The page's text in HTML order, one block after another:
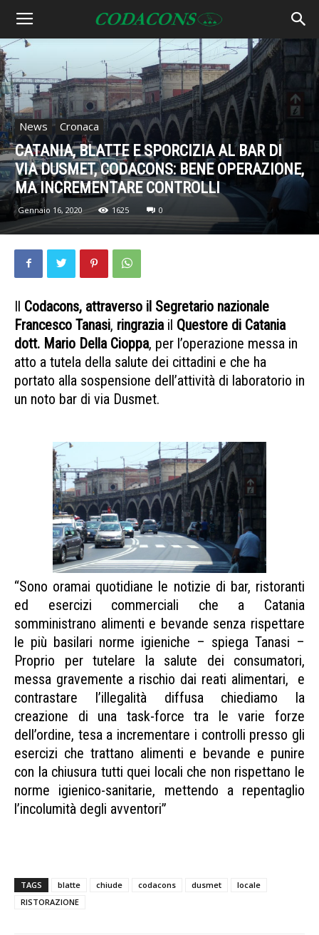
News Cronaca
CATANIA, BLATTE E SPORCIZIA AL BAR DI
VIA DUSMET, CODACONS: BENE OPERAZIONE,
MA INCREMENTARE CONTROLLI
Gennaio 16, 2020 1625 0
Il Codacons, attraverso il Segretario nazionale
Francesco Tanasi, ringrazia il Questore di Catania
dott. Mario Della Cioppa, per l’operazione messa in
atto a tutela della salute dei cittadini e che ha
portato alla sospensione dell’attività di laboratorio in
un noto bar di via Dusmet.
“Sono oramai quotidiane le notizie di bar, ristoranti
ed esercizi commerciali che a Catania
somministrano alimenti e bevande senza rispettare
le più basilari norme igieniche – spiega Tanasi –
Proprio per tutelare la salute dei consumatori,
messa gravemente a rischio dai reati alimentari, e
contrastare l’illegalità diffusa chiediamo la
creazione di una task-force tra le varie forze
dell’ordine, tesa a incrementare i controlli presso gli
esercizi che trattano alimenti e bevande e punire
con la chiusura tutti quei locali che non rispettano le
norme igienico-sanitarie, mettendo a repentaglio
l’incolumità degli avventori”
TAGS blatte chiude codacons dusmet
locale
RISTORAZIONE